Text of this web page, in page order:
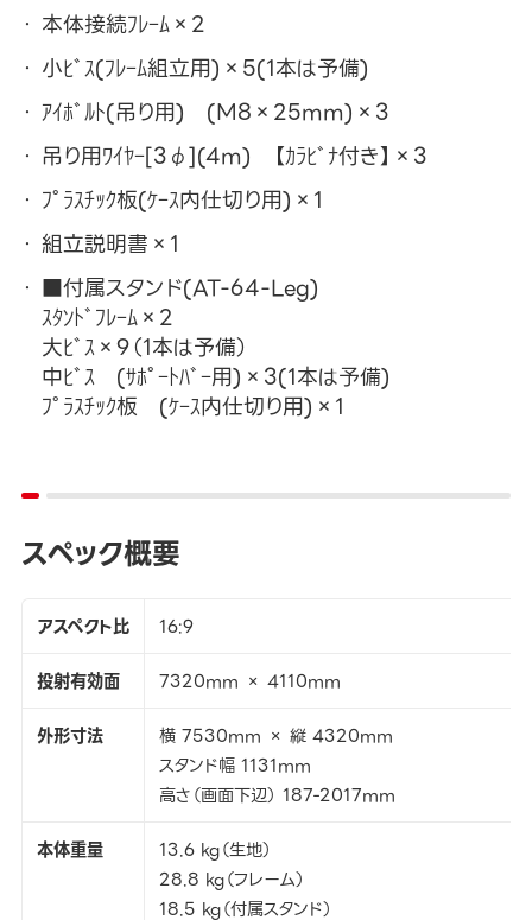
本体接続ﾌﾚｰﾑ×2
小ﾋﾞｽ(ﾌﾚｰﾑ組立用)×5(1本は予備)
ｱｲﾎﾞﾙﾄ(吊り用) (M8×25mm)×3
吊り用ﾜｲﾔｰ[3φ](4m) 【ｶﾗﾋﾞﾅ付き】×3
ﾌﾟﾗｽﾁｯｸ板(ｹｰｽ内仕切り用)×1
組立説明書×1
■付属スタンド(AT-64-Leg)
ｽﾀﾝﾄﾞﾌﾚｰﾑ×2
大ﾋﾞｽ×9（1本は予備）
中ﾋﾞｽ (ｻﾎﾟｰﾄﾊﾞｰ用)×3(1本は予備)
ﾌﾟﾗｽﾁｯｸ板 (ｹｰｽ内仕切り用)×1
スペック概要
アスペクト比
16:9
投射有効面
7320mm × 4110mm
外形寸法
横 7530mm × 縦 4320mm
スタンド幅 1131mm
高さ（画面下辺） 187-2017mm
本体重量
13.6 kg（生地）
28.8 kg（フレーム）
18.5 kg（付属スタンド）